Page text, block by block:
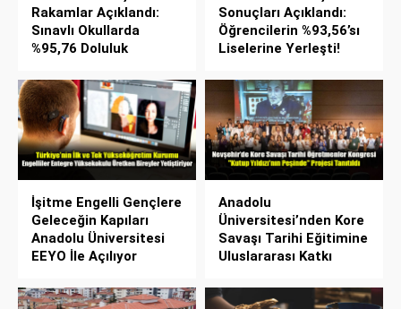
Rakamlar Açıklandı:
Sınavlı Okullarda
%95,76 Doluluk
Sonuçları Açıklandı:
Öğrencilerin %93,56’sı
Liselerine Yerleşti!
İşitme Engelli Gençlere
Geleceğin Kapıları
Anadolu Üniversitesi
EEYO İle Açılıyor
Anadolu
Üniversitesi’nden Kore
Savaşı Tarihi Eğitimine
Uluslararası Katkı